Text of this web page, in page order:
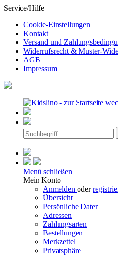
Service/Hilfe
Cookie-Einstellungen
Kontakt
Versand und
Widerrufsrecht & Muster-
AGB
Impressum
Menü schließen
Mein Konto
Anmelden oder
Übersicht
Persönliche Daten
Adressen
Zahlungsarten
Bestellungen
Merkzettel
Privatsphäre